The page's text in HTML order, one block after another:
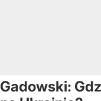
Gadowski: